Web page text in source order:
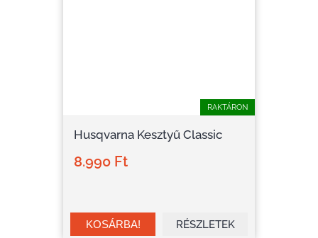
RAKTÁRON
Husqvarna Kesztyű Classic
8.990 Ft
RÉSZLETEK